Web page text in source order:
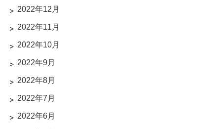
2022年12月
2022年11月
2022年10月
2022年9月
2022年8月
2022年7月
2022年6月